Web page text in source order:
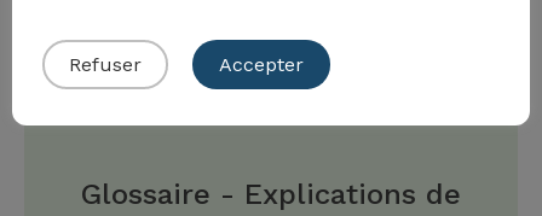
Glossaire - Explications de
Refuser Accepter